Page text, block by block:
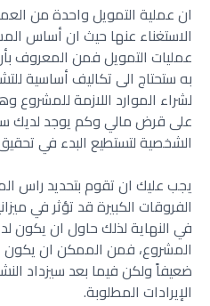
ان عملية التمويل واحدة من
الاستغناء عنها حيث ان أساس
عمليات التمويل فمن المعروف
به ستحتاج الى تكاليف أساسية
لشراء الموارد اللازمة
على قرض مالي وكم يوجد لديك
الشخصية لتستطيع البدء في
يجب عليك ان تقوم بتحديد راس
الفروقات الكبيرة قد تؤثر في
في النهاية لذلك حاول ان يكون
المشروع، فمن الممكن ان يكون
ضعيفاً ولكن فيما بعد سيزداد
الإيرادات المطلوبة.